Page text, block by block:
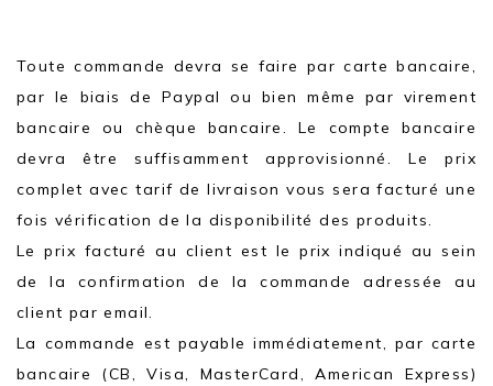
Toute commande devra se faire par carte bancaire,
par le biais de Paypal ou bien même par virement
bancaire ou chèque bancaire. Le compte bancaire
devra être suffisamment approvisionné. Le prix
complet avec tarif de livraison vous sera facturé une
fois vérification de la disponibilité des produits.
Le prix facturé au client est le prix indiqué au sein
de la confirmation de la commande adressée au
client par email.
La commande est payable immédiatement, par carte
bancaire (CB, Visa, MasterCard, American Express)